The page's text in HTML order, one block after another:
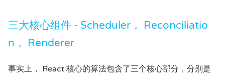
三大核心组件 - Scheduler， Reconciliatio
n， Renderer
事实上， React 核心的算法包含了三个核心部分，分别是